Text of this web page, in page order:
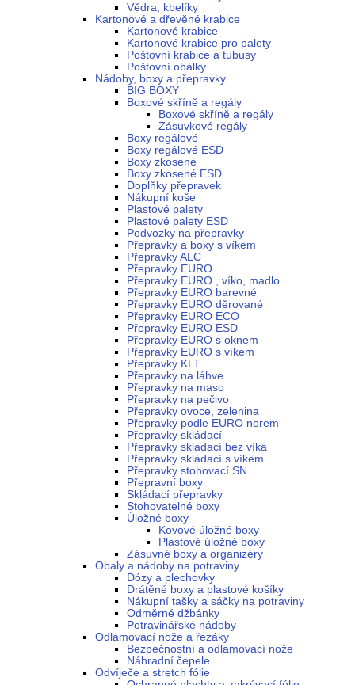
Vědra, kbelíky
Kartonové a dřevěné krabice
Kartonové krabice
Kartonové krabice pro palety
Poštovní krabice a tubusy
Poštovní obálky
Nádoby, boxy a přepravky
BIG BOXY
Boxové skříně a regály
Boxové skříně a regály
Zásuvkové regály
Boxy regálové
Boxy regálové ESD
Boxy zkosené
Boxy zkosené ESD
Doplňky přepravek
Nákupní koše
Plastové palety
Plastové palety ESD
Podvozky na přepravky
Přepravky a boxy s víkem
Přepravky ALC
Přepravky EURO
Přepravky EURO , víko, madlo
Přepravky EURO barevné
Přepravky EURO děrované
Přepravky EURO ECO
Přepravky EURO ESD
Přepravky EURO s oknem
Přepravky EURO s víkem
Přepravky KLT
Přepravky na láhve
Přepravky na maso
Přepravky na pečivo
Přepravky ovoce, zelenina
Přepravky podle EURO norem
Přepravky skládací
Přepravky skládací bez víka
Přepravky skládací s víkem
Přepravky stohovací SN
Přepravní boxy
Skládací přepravky
Stohovatelné boxy
Úložné boxy
Kovové úložné boxy
Plastové úložné boxy
Zásuvné boxy a organizéry
Obaly a nádoby na potraviny
Dózy a plechovky
Drátěné boxy a plastové košíky
Nákupní tašky a sáčky na potraviny
Odměrné džbánky
Potravinářské nádoby
Odlamovací nože a řezáky
Bezpečnostní a odlamovací nože
Náhradní čepele
Odvíječe a stretch fólie